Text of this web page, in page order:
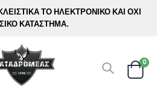
ΤΟ ΗΛΕΚΤΡΟΝΙΚΟ ΚΑΙ ΟΧΙ
ΚΑΤΑΣΤΗΜΑ.
0